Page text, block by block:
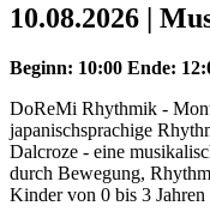
10.08.2026 |
Beginn: 10:00 Ende:
DoReMi Rhythmik -
japanischsprachige
Dalcroze - eine
durch Bewegung,
Kinder von 0 bis 3